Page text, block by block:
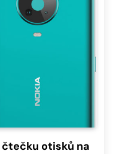
čtečku otisků na